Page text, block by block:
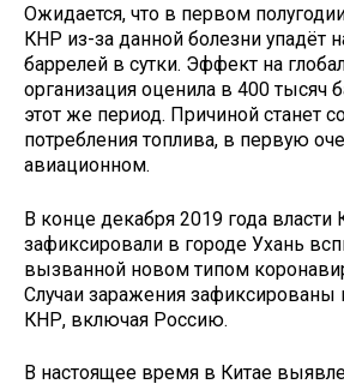
Ожидается, что в первом
КНР из-за данной болезни упадёт
баррелей в сутки. Эффект на
организация оценила в 400 тысяч
этот же период. Причиной станет
потребления топлива, в первую
авиационном.
В конце декабря 2019 года власти
зафиксировали в городе Ухань
вызванной новом типом
Случаи заражения зафиксированы
КНР, включая Россию.
В настоящее время в Китае